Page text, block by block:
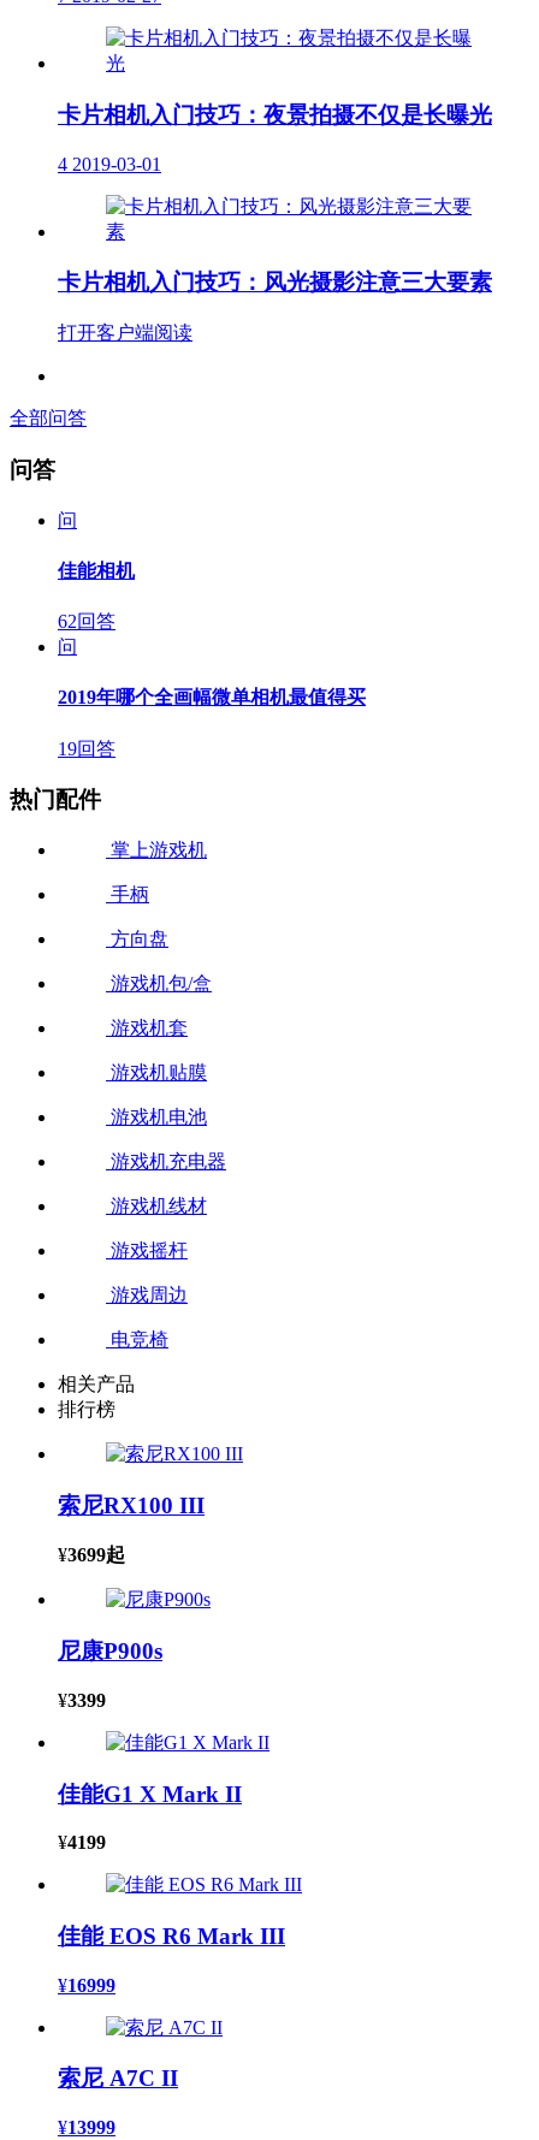
卡片相机入门技巧：夜景拍摄不仅是长曝光
4 2019-03-01
卡片相机入门技巧：风光摄影注意三大要素
打开客户端阅读
全部问答
问答
问
佳能相机
62回答
问
2019年哪个全画幅微单相机最值得买
19回答
热门配件
掌上游戏机
手柄
方向盘
游戏机包/盒
游戏机套
游戏机贴膜
游戏机电池
游戏机充电器
游戏机线材
游戏摇杆
游戏周边
电竞椅
相关产品
排行榜
索尼RX100 III
¥3699起
尼康P900s
¥3399
佳能G1 X Mark II
¥4199
佳能 EOS R6 Mark III
¥16999
索尼 A7C II
¥13999